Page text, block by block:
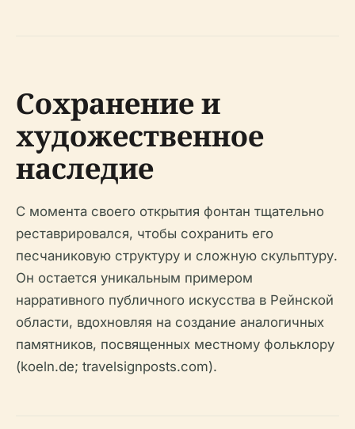
Сохранение и
художественное
наследие
С момента своего открытия фонтан тщательно
реставрировался, чтобы сохранить его
песчаниковую структуру и сложную скульптуру.
Он остается уникальным примером
нарративного публичного искусства в Рейнской
области, вдохновляя на создание аналогичных
памятников, посвященных местному фольклору
(koeln.de; travelsignposts.com).